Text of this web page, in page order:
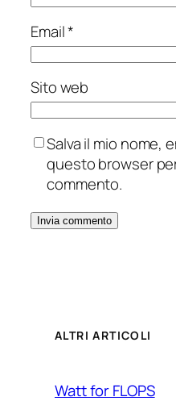
Email*
Sito web
Salva il mio nome,
questo browser
commento.
ALTRI ARTICOLI
Watt for FLOPS